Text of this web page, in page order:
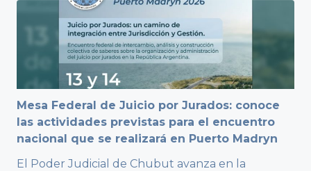
Mesa Federal de Juicio por Jurados: conoce
las actividades previstas para el encuentro
nacional que se realizará en Puerto Madryn
El Poder Judicial de Chubut avanza en la